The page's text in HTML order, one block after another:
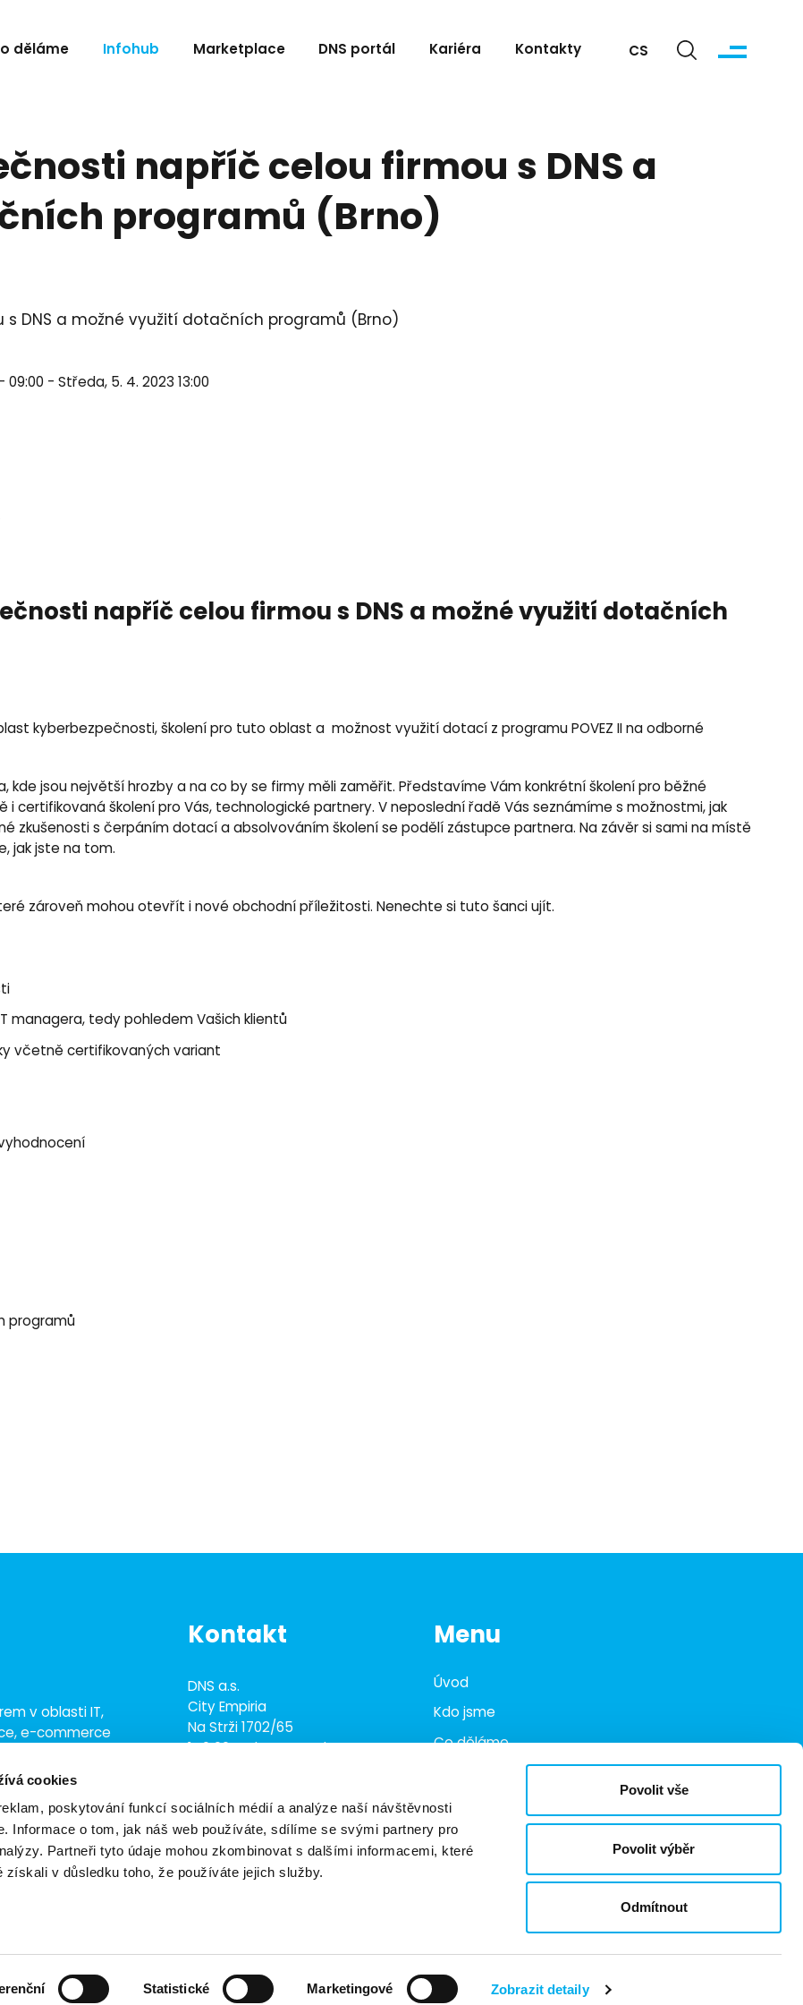
cookies
poskytování funkcí sociálních médií a analýze naší návštěvnosti
Informace o tom, jak náš web používáte, sdílíme se svými partnery pro
Partneři tyto údaje mohou zkombinovat s dalšími informacemi, které
získali v důsledku toho, že používáte jejich služby.
Statistické Marketingové Zobrazit detaily
Povolit vše
Povolit výběr
Odmítnout
děláme Infohub Marketplace DNS portál Kariéra Kontakty CS
napříč celou firmou s DNS a
programů (Brno)
- Středa, 5. 4. 2023 13:00
napříč celou firmou s DNS a možné využití dotačních
kyberbezpečnosti, školení pro tuto oblast a možnost využití dotací z programu POVEZ II na odborné
kde jsou největší hrozby a na co by se firmy měli zaměřit. Představíme Vám konkrétní školení pro běžné
certifikovaná školení pro Vás, technologické partnery. V neposlední řadě Vás seznámíme s možnostmi, jak
zkušenosti s čerpáním dotací a absolvováním školení se podělí zástupce partnera. Na závěr si sami na místě
jak jste na tom.
zároveň mohou otevřít i nové obchodní příležitosti. Nenechte si tuto šanci ujít.
managera, tedy pohledem Vašich klientů
včetně certifikovaných variant
programů
v oblasti IT,
e-commerce
Kontakt
DNS a.s.
City Empiria
Na Strži 1702/65
140 00 Praha 4 - Nusle
dns@dns.cz
Menu
Úvod
Kdo jsme
Co děláme
Marketplace
Kariéra
Kontakty
Ochrana oznamovatelů